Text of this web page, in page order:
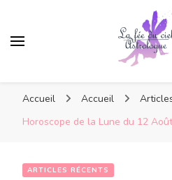
Accueil Accueil
Horoscope de la Lune du 12
ARTICLES RÉCENTS